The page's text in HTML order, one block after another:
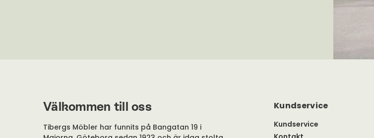
Välkommen till oss
Tibergs Möbler har funnits på Bangatan 19 i
Kundservice
Kundservice